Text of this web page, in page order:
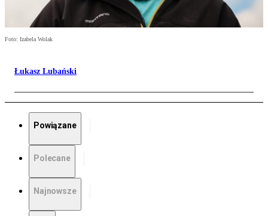
Foto: Izabela Wolak
Łukasz Lubański
Powiązane
Polecane
Najnowsze